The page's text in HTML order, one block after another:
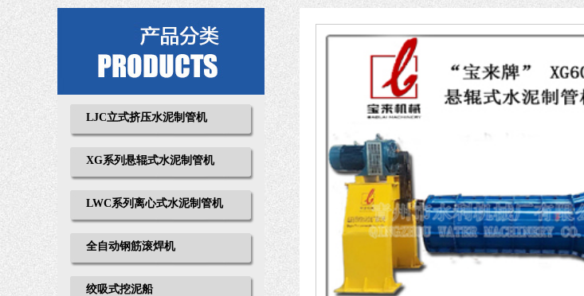
LJC立式挤压水泥制管机
XG系列悬辊式水泥制管机
LWC系列离心式水泥制管机
全自动钢筋滚焊机
绞吸式挖泥船